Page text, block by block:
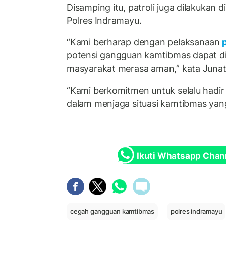
Disamping itu, patroli juga dilakukan
Polres Indramayu.
“Kami berharap dengan pelaksanaan
potensi gangguan kamtibmas dapat
masyarakat merasa aman,” kata
“Kami berkomitmen untuk selalu
dalam menjaga situasi kamtibmas
Ikuti Whatsapp
cegah gangguan kamtibmas polres indramayu